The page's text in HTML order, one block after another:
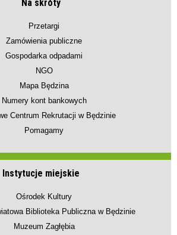
Na skróty
Przetargi
Zamówienia publiczne
Gospodarka odpadami
NGO
Mapa Będzina
Numery kont bankowych
Centrum Rekrutacji w Będzinie
Pomagamy
Instytucje miejskie
Ośrodek Kultury
Biblioteka Publiczna w Będzinie
Muzeum Zagłębia